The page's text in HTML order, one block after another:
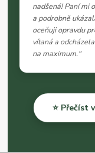
nadšená! Paní mi
a podrobně
oceňuji opravdu
vítaná a
na maximum."
⭐ Přečíst